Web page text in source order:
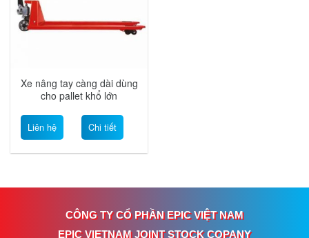
Xe nâng tay càng dài dùng
cho pallet khổ lớn
Liên hệ Chi tiết
CÔNG TY CỔ PHẦN EPIC VIỆT NAM
EPIC VIETNAM JOINT STOCK COPANY